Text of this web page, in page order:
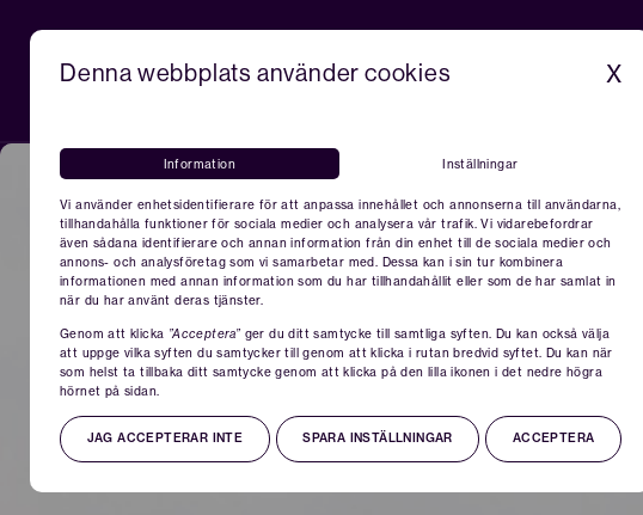
Om Actcom
Google Ads
X
Denna webbplats använder cookies
Information Inställningar
Vi använder enhetsidentifierare för att anpassa innehållet och annonserna till användarna,
tillhandahålla funktioner för sociala medier och analysera vår trafik. Vi vidarebefordrar
även sådana identifierare och annan information från din enhet till de sociala medier och
annons- och analysföretag som vi samarbetar med. Dessa kan i sin tur kombinera
informationen med annan information som du har tillhandahållit eller som de har samlat in
när du har använt deras tjänster.
Genom att klicka ”Acceptera” ger du ditt samtycke till samtliga syften. Du kan också välja
att uppge vilka syften du samtycker till genom att klicka i rutan bredvid syftet. Du kan när
som helst ta tillbaka ditt samtycke genom att klicka på den lilla ikonen i det nedre högra
hörnet på sidan.
JAG ACCEPTERAR INTE SPARA INSTÄLLNINGAR ACCEPTERA